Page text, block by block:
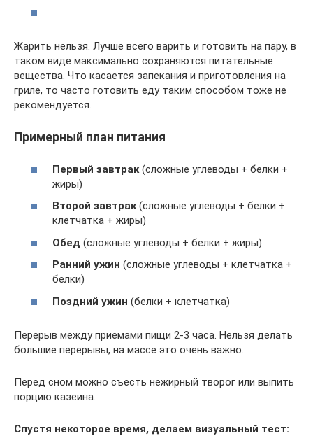
Жарить нельзя. Лучше всего варить и готовить на пару, в
таком виде максимально сохраняются питательные
вещества. Что касается запекания и приготовления на
гриле, то часто готовить еду таким способом тоже не
рекомендуется.
Примерный план питания
Первый завтрак(сложные углеводы + белки +
жиры)
Второй завтрак(сложные углеводы + белки +
клетчатка + жиры)
Обед (сложные углеводы + белки + жиры)
Ранний ужин (сложные углеводы + клетчатка +
белки)
Поздний ужин (белки + клетчатка)
Перерыв между приемами пищи 2-3 часа. Нельзя делать
большие перерывы, на массе это очень важно.
Перед сном можно съесть нежирный творог или выпить
порцию казеина.
Спустя некоторое время, делаем визуальный тест: